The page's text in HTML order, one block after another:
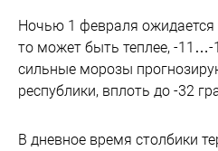
Ночью 1 февраля ожидается
то может быть теплее, -
сильные морозы
республики, вплоть до -32
В дневное время столбики